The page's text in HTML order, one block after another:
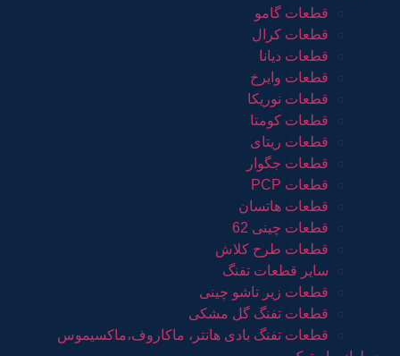
قطعات گامو
قطعات کرال
قطعات دیانا
قطعات وایرخ
قطعات نوریکا
قطعات کومتا
قطعات ریتای
قطعات جگوار
قطعات PCP
قطعات هاتسان
قطعات چینی 62
قطعات طرح کلاش
سایر قطعات تفنگ
قطعات زیر تاشو چینی
قطعات تفنگ گل مشکی
قطعات تفنگ بادی هانتر، ماکاروف،ماکسیموس